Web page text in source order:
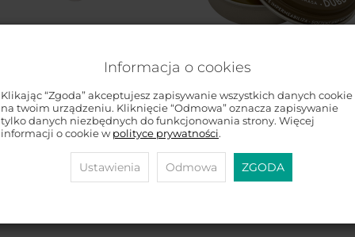
brakuje1 499 zł
TARRAGO Dubbin 50ml #00
INCOLORO / BEZBARWNY
do skór - GRATIS
Informacja o cookies
Klikając “Zgoda” akceptujesz zapisywanie wszystkich danych cookie
na twoim urządzeniu. Kliknięcie “Odmowa” oznacza zapisywanie
tylko danych niezbędnych do funkcjonowania strony. Więcej
informacji o cookie w polityce prywatności.
Ustawienia Odmowa ZGODA